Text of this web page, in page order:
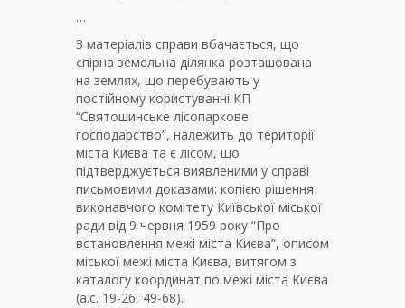
…
З матеріалів справи вбачається, що
спірна земельна ділянка розташована
на землях, що перебувають у
постійному користуванні КП
“Святошинське лісопаркове
господарство”, належить до території
міста Києва та є лісом, що
підтверджується виявленими у справі
письмовими доказами: копією рішення
виконавчого комітету Київської міської
ради від 9 червня 1959 року “Про
встановлення межі міста Києва”, описом
міської межі міста Києва, витягом з
каталогу координат по межі міста Києва
(а.с. 19-26, 49-68).